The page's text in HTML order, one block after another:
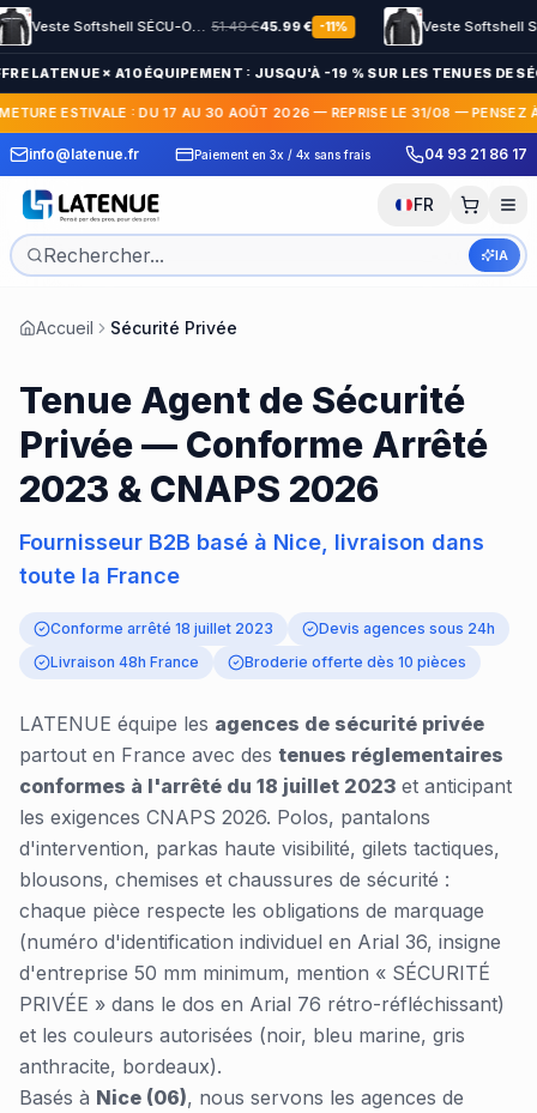
Veste Softshell SÉCU-ONE HV-TAPE Sécurité Privée noir 51.49 €45.99€ -11%
LATENUE × A10 ÉQUIPEMENT : JUSQU'À -19 % SUR LES TENUES DE
ESTIVALE : DU 17 AU 30 AOÛT 2026 — REPRISE LE 31/08 — PENSEZ
info@latenue.fr
en France et
Paiement en 3x / 4x sans frais
30 jours pour
04 93 21 86 17
FR
IA
Accueil Sécurité Privée
Tenue Agent de Sécurité
Privée — Conforme Arrêté
2023 & CNAPS 2026
Fournisseur B2B basé à Nice, livraison dans
toute la France
Conforme arrêté 18 juillet 2023
Devis agences sous 24h
Livraison 48h France
Broderie offerte dès 10 pièces
LATENUE équipe les agences de sécurité privée
partout en France avec des tenues réglementaires
conformes à l'arrêté du 18 juillet 2023 et anticipant
les exigences CNAPS 2026. Polos, pantalons
d'intervention, parkas haute visibilité, gilets tactiques,
blousons, chemises et chaussures de sécurité :
chaque pièce respecte les obligations de marquage
(numéro d'identification individuel en Arial 36, insigne
d'entreprise 50 mm minimum, mention « SÉCURITÉ
PRIVÉE » dans le dos en Arial 76 rétro-réfléchissant)
et les couleurs autorisées (noir, bleu marine, gris
anthracite, bordeaux).
Basés à Nice (06), nous servons les agences de